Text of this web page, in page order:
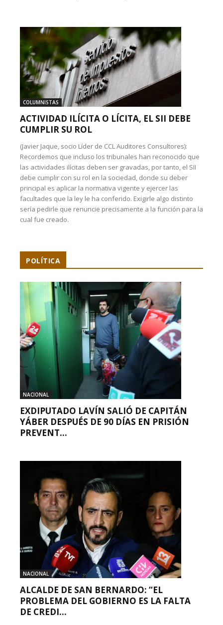
COLUMNISTAS
ACTIVIDAD ILÍCITA O LÍCITA, EL SII DEBE
CUMPLIR SU ROL
(Javier Jaque, socio Líder de CCL Auditores Consultores):
Recordemos que incluso los tribunales han reconocido que
las actividades ilícitas deben ser gravadas, por tanto, el SII
debe cumplir con su rol en la sociedad, donde su deber
principal es aplicar la normativa vigente y ejercer las
facultades que la ley le ha conferido. Exigirle algo distinto
sería pedirle que renuncie precisamente a la función para la
cual fue creado.
POLÍTICA
NACIONAL
EXDIPUTADO LAVÍN SALIÓ DE CAPITÁN
YÁBER DESPUÉS DE 90 DÍAS EN PRISIÓN
PREVENT...
NACIONAL
ALCALDE DE SAN BERNARDO: “EL
PROBLEMA DEL GOBIERNO ES LA FALTA
DE CREDI...